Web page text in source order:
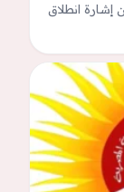
إشارة انطلاق